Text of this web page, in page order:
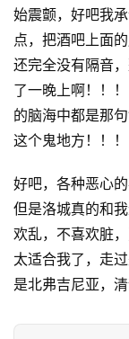
关
于
&
留
言
始震颤，好吧我
点，把酒吧上面
还完全没有隔音
了一晚上啊！！
的脑海中都是那
这个鬼地方！！！
好吧，各种恶心
但是洛城真的和
欢乱，不喜欢脏
太适合我了，走
是北弗吉尼亚，